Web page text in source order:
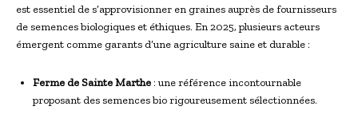
est essentiel de s’approvisionner en graines auprès de fournisseurs
de semences biologiques et éthiques. En 2025, plusieurs acteurs
émergent comme garants d’une agriculture saine et durable :
Ferme de Sainte Marthe: une référence incontournable
proposant des semences bio rigoureusement sélectionnées.